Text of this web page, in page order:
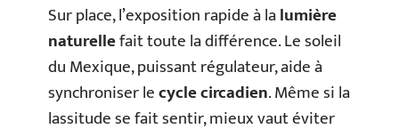
Sur place, l’exposition rapide à lalumière
naturellefait toute la différence. Le soleil
du Mexique, puissant régulateur, aide à
synchroniser lecycle circadien. Même si la
lassitude se fait sentir, mieux vaut éviter